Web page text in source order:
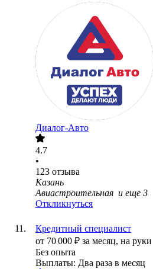
Диалог-Авто
4.7
•
123 отзыва
Казань
Авиастроительная и еще 3
Откликнуться
Кредитный специалист
от 70 000 ₽ за месяц, на руки
Без опыта
Выплаты: Два раза в месяц